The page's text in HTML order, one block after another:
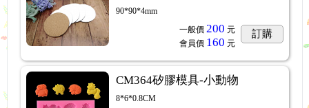
90*90*4mm
一般價 200 元
會員價 160 元
訂購
CM364矽膠模具-小動物
8*6*0.8CM